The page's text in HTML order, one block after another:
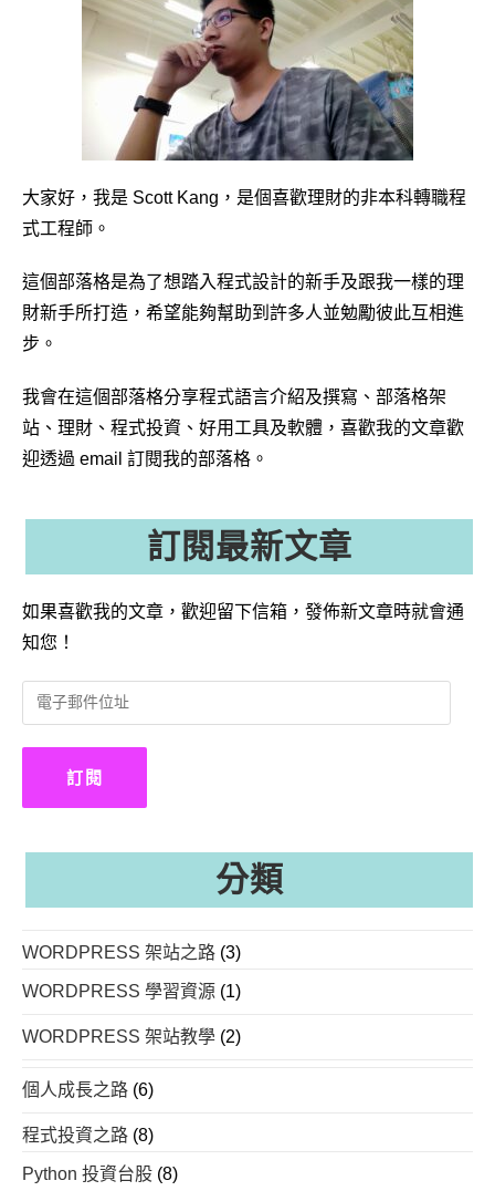
大家好，我是 Scott Kang，是個喜歡理財的非本科轉職程
式工程師。
這個部落格是為了想踏入程式設計的新手及跟我一樣的理
財新手所打造，希望能夠幫助到許多人並勉勵彼此互相進
步。
我會在這個部落格分享程式語言介紹及撰寫、部落格架
站、理財、程式投資、好用工具及軟體，喜歡我的文章歡
迎透過 email 訂閱我的部落格。
訂閱最新文章
如果喜歡我的文章，歡迎留下信箱，發佈新文章時就會通
知您！
子
郵
位
訂閱
分類
WORDPRESS 架站之路 (3)
WORDPRESS 學習資源 (1)
WORDPRESS 架站教學 (2)
個人成長之路 (6)
程式投資之路 (8)
Python 投資台股 (8)